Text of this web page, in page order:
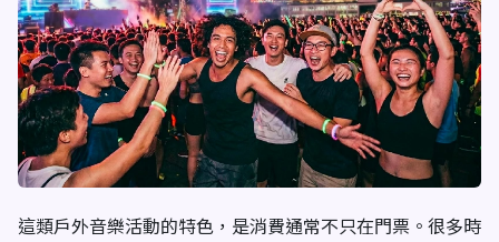
這類戶外音樂活動的特色，是消費通常不只在門票。很多時